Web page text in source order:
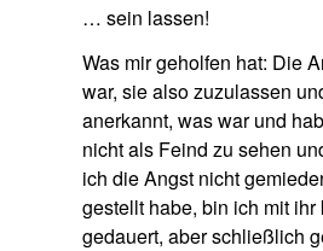
… sein lassen!
Was mir geholfen hat: Die
war, sie also zuzulassen
anerkannt, was war und
nicht als Feind zu sehen
ich die Angst nicht
gestellt habe, bin ich mit
gedauert, aber schließlich